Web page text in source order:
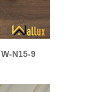
N15-9